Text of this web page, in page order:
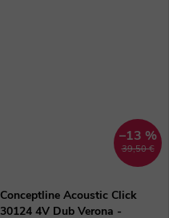
39,50 €
–13 %
Conceptline Acoustic Click
30124 4V Dub Verona -